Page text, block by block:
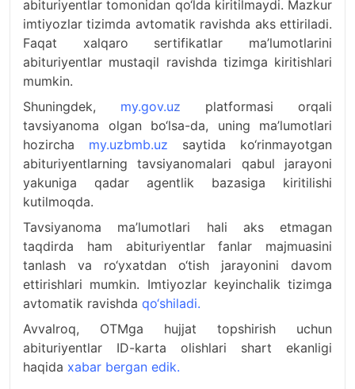
abituriyentlar tomonidan qo‘lda kiritilmaydi. Mazkur
imtiyozlar tizimda avtomatik ravishda aks ettiriladi.
Faqat xalqaro sertifikatlar ma’lumotlarini
abituriyentlar mustaqil ravishda tizimga kiritishlari
mumkin.
Shuningdek, my.gov.uz platformasi orqali
tavsiyanoma olgan bo‘lsa-da, uning ma’lumotlari
hozircha my.uzbmb.uz saytida ko‘rinmayotgan
abituriyentlarning tavsiyanomalari qabul jarayoni
yakuniga qadar agentlik bazasiga kiritilishi
kutilmoqda.
Tavsiyanoma ma’lumotlari hali aks etmagan
taqdirda ham abituriyentlar fanlar majmuasini
tanlash va ro‘yxatdan o‘tish jarayonini davom
ettirishlari mumkin. Imtiyozlar keyinchalik tizimga
avtomatik ravishda qo‘shiladi.
Avvalroq, OTMga hujjat topshirish uchun
abituriyentlar ID-karta olishlari shart ekanligi
haqida xabar bergan edik.